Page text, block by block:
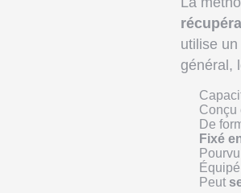
utilise un
général,
Conçu
De
Fixé
Peut